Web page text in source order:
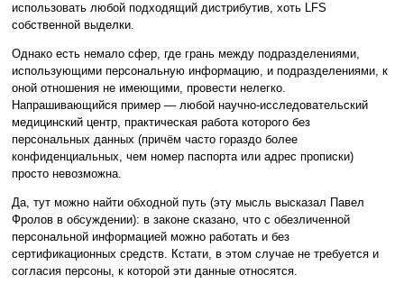
использовать любой подходящий дистрибутив, хоть LFS
собственной выделки.
Однако есть немало сфер, где грань между подразделениями,
использующими персональную информацию, и подразделениями, к
оной отношения не имеющими, провести нелегко.
Напрашивающийся пример — любой научно-исследовательский
медицинский центр, практическая работа которого без
персональных данных (причём часто гораздо более
конфиденциальных, чем номер паспорта или адрес прописки)
просто невозможна.
Да, тут можно найти обходной путь (эту мысль высказал Павел
Фролов в обсуждении): в законе сказано, что с обезличенной
персональной информацией можно работать и без
сертификационных средств. Кстати, в этом случае не требуется и
согласия персоны, к которой эти данные относятся.